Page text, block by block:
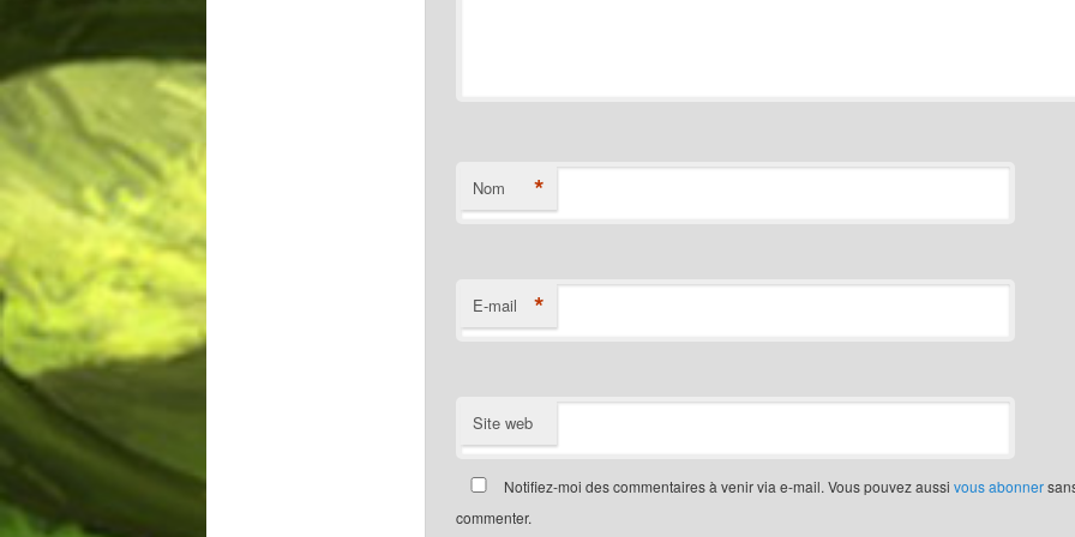
Nom *
E-mail *
Site web
Notifiez-moi des commentaires à venir via e-mail. Vous pouvez aussi vous abonner
commenter.